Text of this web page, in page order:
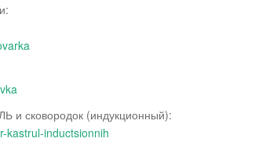
сковородок (индукционный):
kastrul-inductsionnih